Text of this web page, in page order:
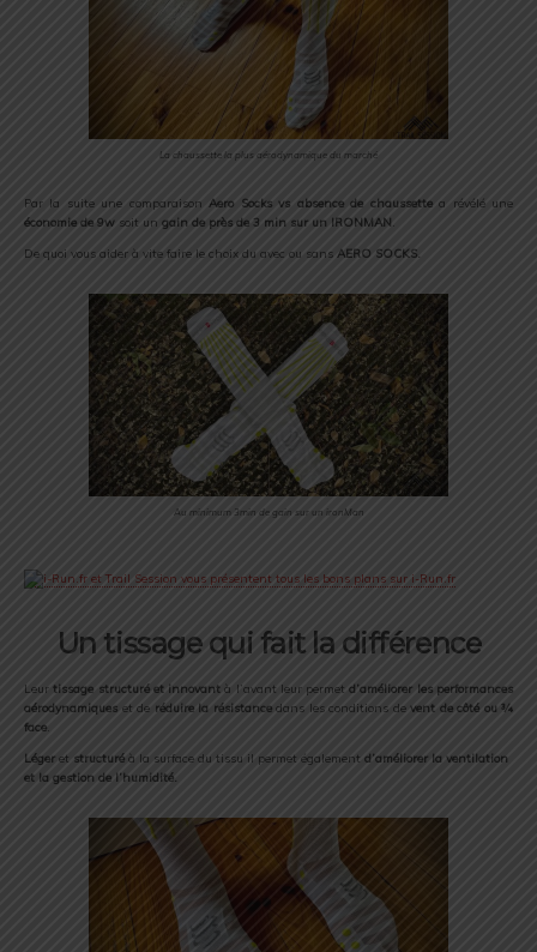
La chaussette la plus aérodynamique du marché
Par la suite une comparaisonAero Socks vs absence de chaussettea révélé une
économie de 9w soit un gain de près de 3 min sur un IRONMAN.
De quoi vous aider à vite faire le choix du avec ou sans AERO SOCKS.
Au minimum 3min de gain sur un ironMan
Un tissage qui fait la différence
Leurtissage structuré et innovant à l’avant leur permetd’améliorer les performances
aérodynamiques et de réduire la résistancedans les conditions de vent de côté ou 3⁄4
face.
Léger et structuré à la surface du tissu il permet également d’améliorer la ventilation
et la gestion de l’humidité.